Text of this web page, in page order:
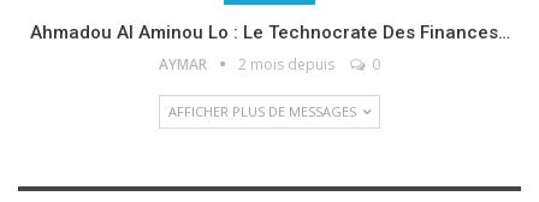
Ahmadou Al Aminou Lo : Le Technocrate Des Finances…
AYMAR 2 mois depuis 0
AFFICHER PLUS DE MESSAGES